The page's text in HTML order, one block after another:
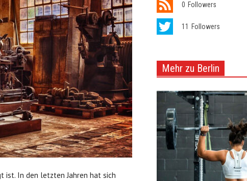
ist. In den letzten Jahren hat sich
0 Followers
11 Followers
Mehr zu Berlin